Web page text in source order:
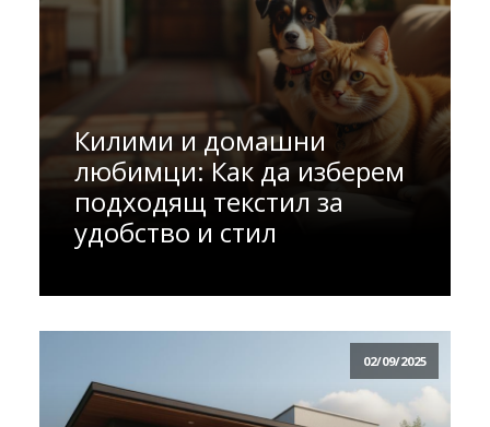
Килими и домашни
любимци: Как да изберем
подходящ текстил за
удобство и стил
02/09/2025